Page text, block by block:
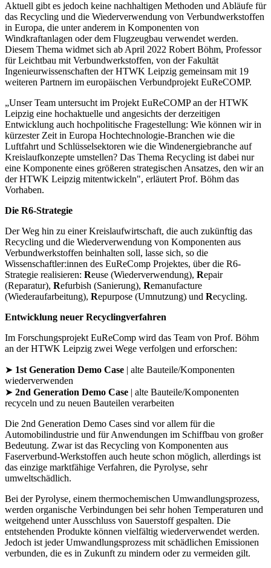
Aktuell gibt es jedoch keine nachhaltigen Methoden und Abläufe für
das Recycling und die Wiederverwendung von Verbundwerkstoffen
in Europa, die unter anderem in Komponenten von
Windkraftanlagen oder dem Flugzeugbau verwendet werden.
Diesem Thema widmet sich ab April 2022 Robert Böhm, Professor
für Leichtbau mit Verbundwerkstoffen, von der Fakultät
Ingenieurwissenschaften der HTWK Leipzig gemeinsam mit 19
weiteren Partnern im europäischen Verbundprojekt EuReCOMP.
„Unser Team untersucht im Projekt EuReCOMP an der HTWK
Leipzig eine hochaktuelle und angesichts der derzeitigen
Entwicklung auch hochpolitische Fragestellung: Wie können wir in
kürzester Zeit in Europa Hochtechnologie-Branchen wie die
Luftfahrt und Schlüsselsektoren wie die Windenergiebranche auf
Kreislaufkonzepte umstellen? Das Thema Recycling ist dabei nur
eine Komponente eines größeren strategischen Ansatzes, den wir an
der HTWK Leipzig mitentwickeln", erläutert Prof. Böhm das
Vorhaben.
Die R6-Strategie
Der Weg hin zu einer Kreislaufwirtschaft, die auch zukünftig das
Recycling und die Wiederverwendung von Komponenten aus
Verbundwerkstoffen beinhalten soll, lasse sich, so die
Wissenschaftler:innen des EuReComp Projektes, über die R6-
Strategie realisieren: Reuse (Wiederverwendung), Repair
(Reparatur), Refurbish (Sanierung), Remanufacture
(Wiederaufarbeitung), Repurpose (Umnutzung) und Recycling.
Entwicklung neuer Recyclingverfahren
Im Forschungsprojekt EuReComp wird das Team von Prof. Böhm
an der HTWK Leipzig zwei Wege verfolgen und erforschen:
➤ 1st Generation Demo Case | alte Bauteile/Komponenten
wiederverwenden
➤ 2nd Generation Demo Case | alte Bauteile/Komponenten
recyceln und zu neuen Bauteilen verarbeiten
Die 2nd Generation Demo Cases sind vor allem für die
Automobilindustrie und für Anwendungen im Schiffbau von großer
Bedeutung. Zwar ist das Recycling von Komponenten aus
Faserverbund-Werkstoffen auch heute schon möglich, allerdings ist
das einzige marktfähige Verfahren, die Pyrolyse, sehr
umweltschädlich.
Bei der Pyrolyse, einem thermochemischen Umwandlungsprozess,
werden organische Verbindungen bei sehr hohen Temperaturen und
weitgehend unter Ausschluss von Sauerstoff gespalten. Die
entstehenden Produkte können vielfältig wiederverwendet werden.
Jedoch ist jeder Umwandlungsprozess mit schädlichen Emissionen
verbunden, die es in Zukunft zu mindern oder zu vermeiden gilt.